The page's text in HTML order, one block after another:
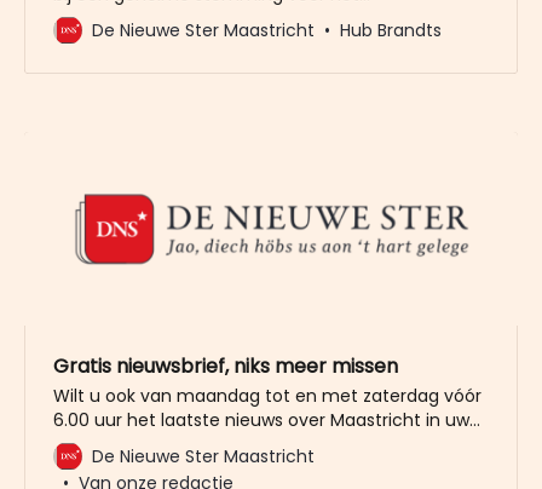
wethouderschap 27 van de 37 stemmen. Johan
Pas, wiens plaats zij overneemt, kreeg daarentegen
De Nieuwe Ster Maastricht Hub Brandts
Gratis nieuwsbrief, niks meer missen
Wilt u ook van maandag tot en met zaterdag vóór
6.00 uur het laatste nieuws over Maastricht in uw
mailbox? Meld u dan gratis aan voor de nieuwbrief
van De Nieuwe Ster. Meer dan 20.000 trouwe lezers
De Nieuwe Ster Maastricht
Van onze redactie